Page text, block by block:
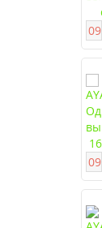
09
09